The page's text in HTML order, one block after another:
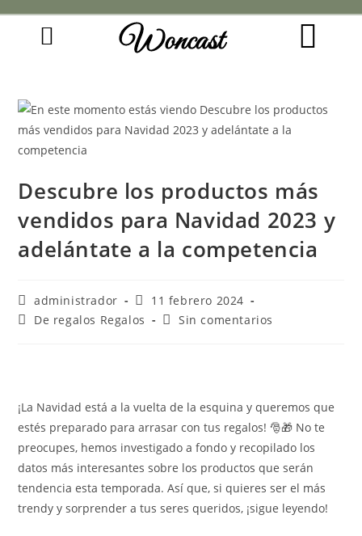
Woncast
Descubre los productos más
vendidos para Navidad 2023 y
adelántate a la competencia
administrador
11 febrero 2024
De regalos Regalos
Sin comentarios
¡La Navidad está a la vuelta de la esquina y queremos que
estés preparado para arrasar con tus regalos! 🎅🎁 No te
preocupes, hemos investigado a fondo y recopilado los
datos más interesantes sobre los productos que serán
tendencia esta temporada. Así que, si quieres ser el más
trendy y sorprender a tus seres queridos, ¡sigue leyendo!